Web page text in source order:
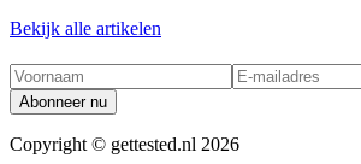
Bekijk alle artikelen
Abonneer nu
Copyright © gettested.nl 2026